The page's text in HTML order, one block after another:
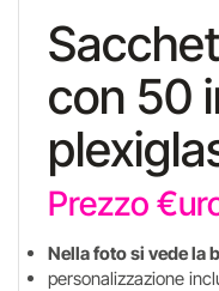
con 50
Prezzo
Nella foto si vede la
personalizzazione